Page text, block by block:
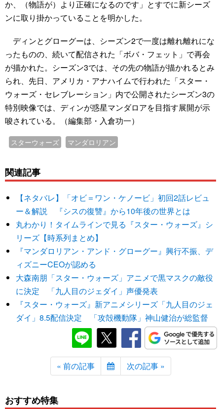
か、（物語が）より正確になるのです」とすでに新シーズ
ンに取り掛かっていることを明かした。
ディンとグローグーは、シーズン2で一度は離れ離れにな
ったものの、続いて配信された「ボバ・フェット」で再会
が描かれた。シーズン3では、その先の物語が描かれるとみ
られ、先日、アメリカ・アナハイムで行われた「スター・
ウォーズ・セレブレーション」内で公開されたシーズン3の
特別映像では、ディンが惑星マンダロアを目指す展開が示
唆されている。（編集部・入倉功一）
スターウォーズ マンダロリアン
関連記事
【ネタバレ】「オビ＝ワン・ケノービ」初回2話レビュ
ー＆解説 『シスの復讐』から10年後の世界とは
丸わかり！タイムラインで見る『スター・ウォーズ』シ
リーズ【時系列まとめ】
『マンダロリアン・アンド・グローグー』興行不振、デ
ィズニーCEOが認める
大森南朋「スター・ウォーズ」アニメで黒マスクの敵役
に決定 「九人目のジェダイ」声優発表
『スター・ウォーズ』新アニメシリーズ「九人目のジェ
ダイ」8.5配信決定 「攻殻機動隊」神山健治が総監督
« 前の記事 次の記事 »
おすすめ特集